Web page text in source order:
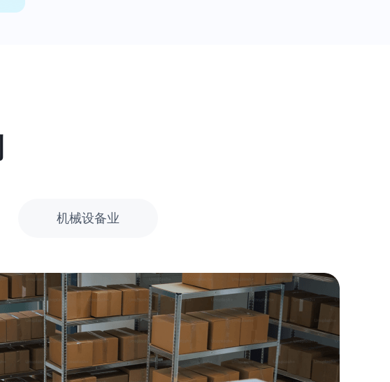
机械设备业